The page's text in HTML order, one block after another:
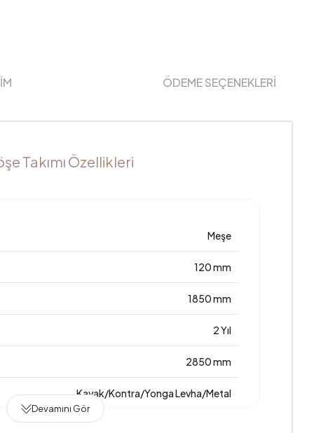
ÖDEME SEÇENEKLERİ
Takımı Özellikleri
Meşe
120 mm
1850 mm
2 Yıl
2850 mm
Kavak/Kontra/Yonga Levha/Metal
Devamını Gör